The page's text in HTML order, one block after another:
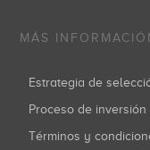
MÁS
Estrategia de
Proceso de inversión
Términos y